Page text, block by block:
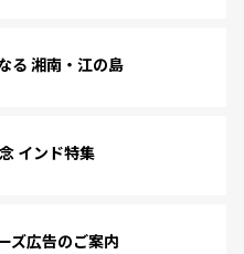
る 湘南・江の島
インド特集
ズ広告のご案内